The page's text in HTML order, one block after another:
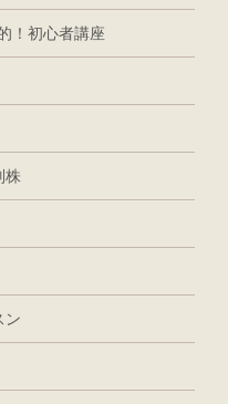
！初心者講座
株
ン